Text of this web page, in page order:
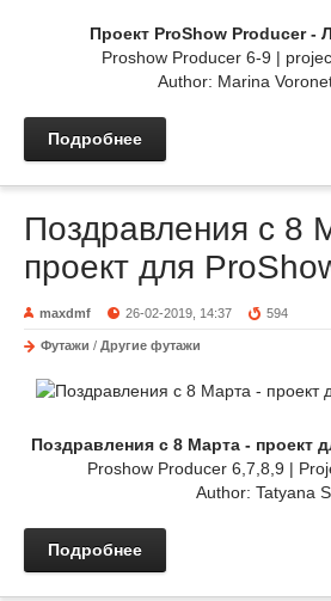
Проект ProShow Producer -
Proshow Producer 6-9 |
Author: Marina
Подробнее
Поздравления с 8
проект для
maxdmf 26-02-2019, 14:37 594
Футажи / Другие футажи
Поздравления с 8 Марта - проект
Proshow Producer 6,7,8,9 |
Author: Tatyana
Подробнее